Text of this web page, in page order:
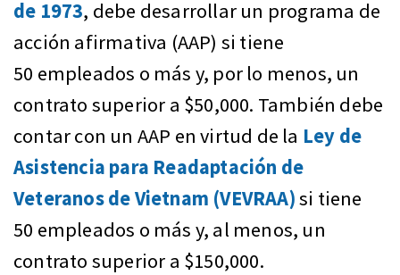
de 1973, debe desarrollar un programa de
acción afirmativa (AAP) si tiene
50 empleados o más y, por lo menos, un
contrato superior a $50,000. También debe
contar con un AAP en virtud de la Ley de
Asistencia para Readaptación de
Veteranos de Vietnam (VEVRAA)si tiene
50 empleados o más y, al menos, un
contrato superior a $150,000.